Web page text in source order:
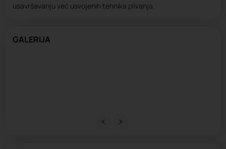
usavršavanju već usvojenih tehnika plivanja.
GALERIJA